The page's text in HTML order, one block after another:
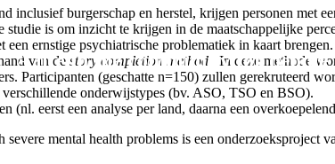
A life in the community for
inclusief burgerschap en herstel, krijgen personen met
is om inzicht te krijgen in de maatschappelijke
een ernstige psychiatrische problematiek in kaart brengen.
van de story completion method. In deze methode
Participanten (geschatte n=150) zullen gerekruteerd
onderwijstypes (bv. ASO, TSO en BSO).
(nl. eerst een analyse per land, daarna een
mental health problems is een onderzoeksproject